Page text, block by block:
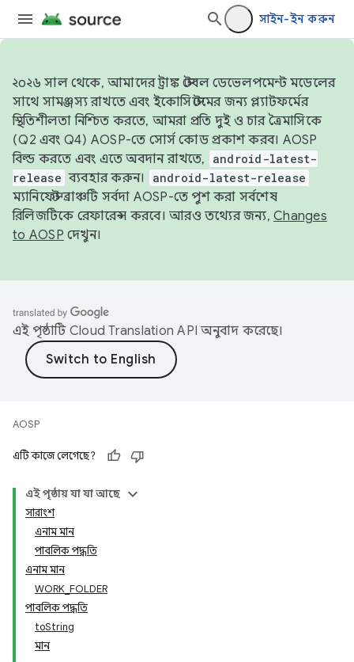
সাইন-ইন করুন
২০২৬ সাল থেকে, আমাদের ট্রাঙ্ক স্টেবল ডেভেলপমেন্ট মডেলের
সাথে সামঞ্জস্য রাখতে এবং ইকোসিস্টেমের জন্য প্ল্যাটফর্মের
স্থিতিশীলতা নিশ্চিত করতে, আমরা প্রতি দুই ও চার ত্রৈমাসিকে
(Q2 এবং Q4) AOSP-তে সোর্স কোড প্রকাশ করব। AOSP
বিল্ড করতে এবং এতে অবদান রাখতে,
android-latest-
release ব্যবহার করুন। android-latest-release
ম্যানিফেস্ট ব্রাঞ্চটি সর্বদা AOSP-তে পুশ করা সর্বশেষ
রিলিজটিকে রেফারেন্স করবে। আরও তথ্যের জন্য, Changes
to AOSP দেখুন।
এই পৃষ্ঠাটি Cloud Translation API অনুবাদ করেছে।
AOSP
এটি কাজে লেগেছে?
এই পৃষ্ঠায় যা যা আছে
সারাংশ
এনাম মান
পাবলিক পদ্ধতি
এনাম মান
WORK_FOLDER
পাবলিক পদ্ধতি
toString
মান